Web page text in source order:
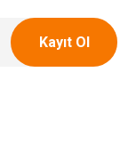
Kayıt Ol